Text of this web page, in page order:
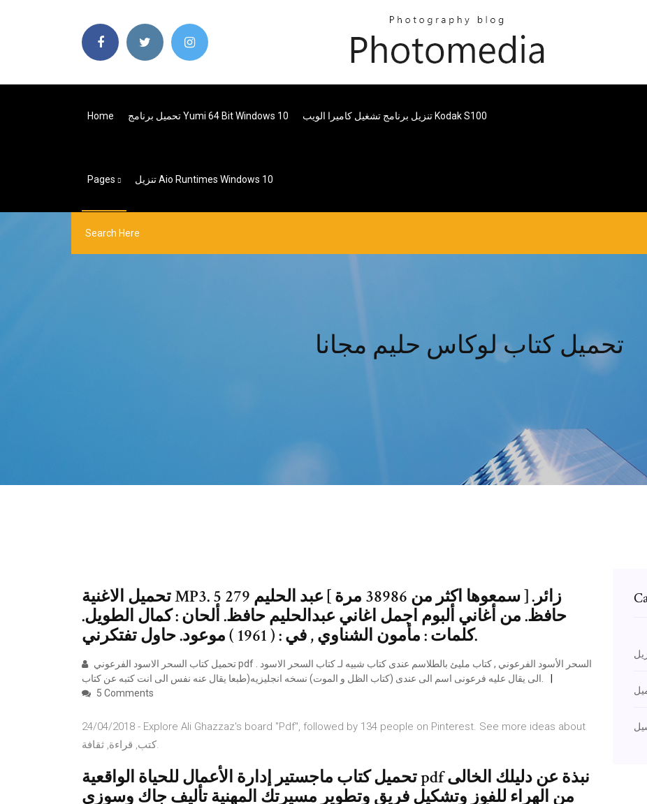
Home تحميل برنامج Yumi 64 Bit Windows 10 تنزيل برنامج تشغيل كاميرا الويب Kodak S100
Pages تنزيل Aio Runtimes Windows 10
تحميل كتاب لوكاس حليم مجانا
تحميل الاغنية MP3. 5 279 زائر. [ سمعوها اكثر من 38986 مرة ] عبد الحليم
حافظ. من أغاني ألبوم اجمل اغاني عبدالحليم حافظ. ألحان : كمال الطويل.
كلمات : مأمون الشناوي , في : ( 1961 ) موعود. حاول تفتكرني.
5 Comments
24/04/2018 - Explore Ali Ghazzaz's board "Pdf", followed by 134 people on Pinterest. See more ideas about
كتب, قراءة, ثقافة.
تحميل كتاب ماجستير إدارة الأعمال للحياة الواقعية pdf نبذة عن دليلك الخالى
من الهراء للفوز وتشكيل فريق وتطوير مسيرتك المهنية تأليف جاك وسوزي